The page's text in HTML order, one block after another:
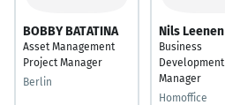
BOBBY BATATINA
Asset Management
Project Manager
Berlin
Nils Leenen
Business
Development
Manager
Homoffice